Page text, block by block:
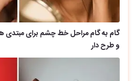
گام به گام مراحل خط چشم برای
و طرح دار